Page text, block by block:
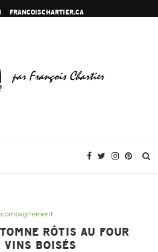
FRANCOISCHARTIER.CA
RÔTIS AU FOUR
VINS BOISÉS